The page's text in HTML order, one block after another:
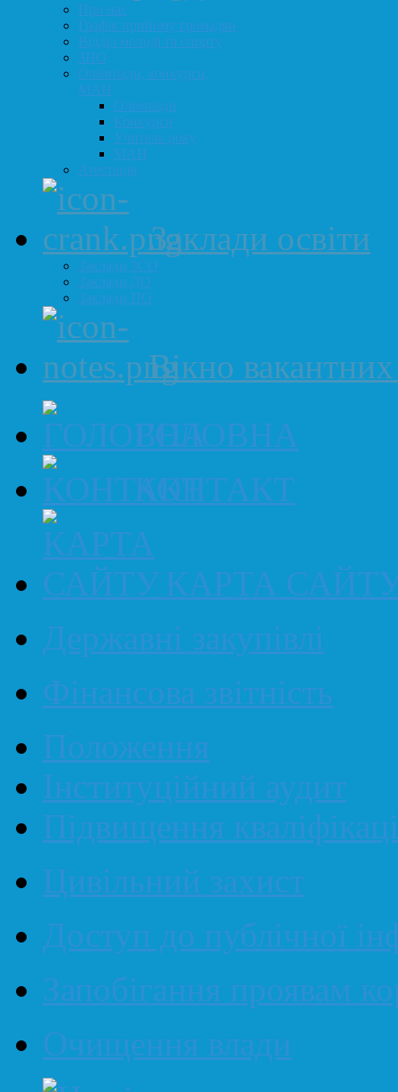
Про нас
Графік прийому громадян
Відділ молоді та спорту
ЗНО
Олімпіади, конкурси,
МАН
Олімпіади
Конкурси
Учитель року
МАН
Атестація
Заклади освіти
Заклади ЗСО
Заклади ДО
Заклади ПО
Вікно
ГОЛОВНА
КОНТАКТ
КАРТА
Державні закупівлі
Фінансова звітність
Положення
Інституційний аудит
Підвищення
Цивільний захист
Доступ до публічної
Запобігання проявам
Очищення влади